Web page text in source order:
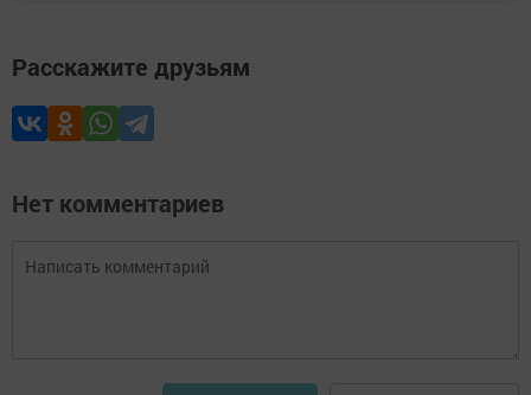
Расскажите друзьям
Нет комментариев